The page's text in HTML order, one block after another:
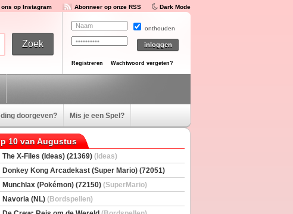
ons op Instagram Abonneer op onze RSS Dark Mode
onthouden
Registreren Wachtwoord vergeten?
doorgeven? Mis je een Spel?
10 van Augustus
The X-Files (Ideas) (21369) (Ideas)
Donkey Kong Arcadekast (Super Mario) (72051)
Munchlax (Pokémon) (72150) (SuperMario)
Navoria (NL) (Bordspellen)